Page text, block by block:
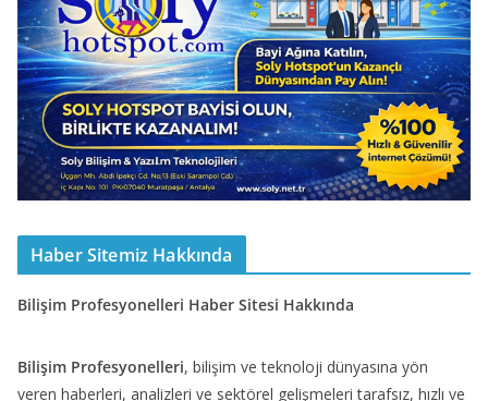
Haber Sitemiz Hakkında
Bilişim Profesyonelleri Haber Sitesi Hakkında
Bilişim Profesyonelleri, bilişim ve teknoloji dünyasına yön
veren haberleri, analizleri ve sektörel gelişmeleri tarafsız, hızlı ve